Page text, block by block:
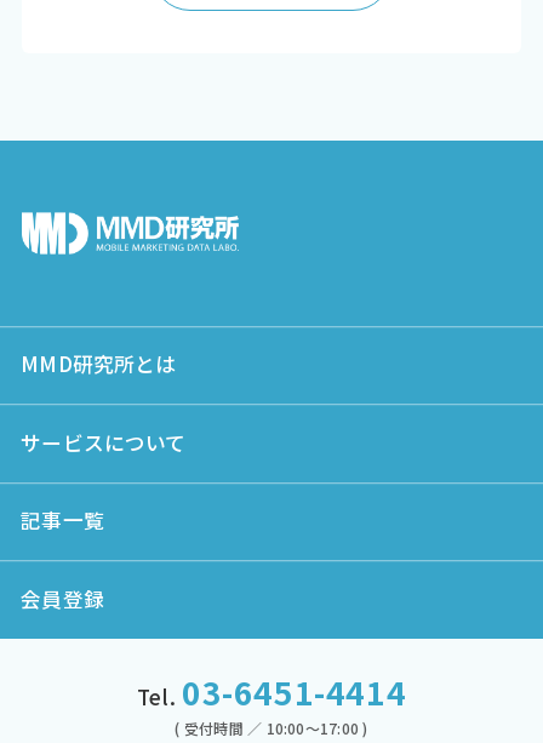
MMD研究所とは
サービスについて
記事一覧
会員登録
Tel. 03-6451-4414
( 受付時間 ／ 10:00～17:00 )